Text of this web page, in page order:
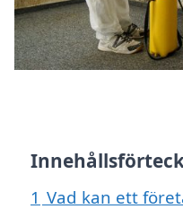
1 Vad kan ett